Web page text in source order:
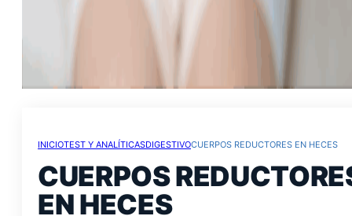
INICIOTEST Y ANALÍTICASDIGESTIVOCUERPOS REDUCTORES EN HECES
CUERPOS
EN HECES